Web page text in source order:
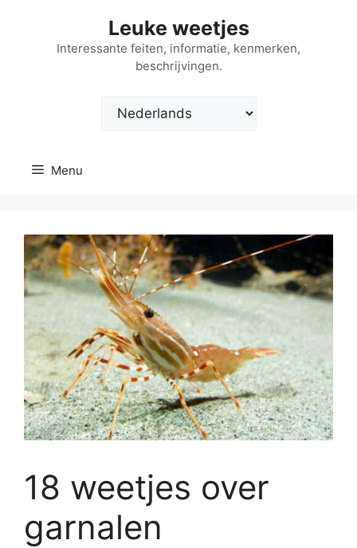
Leuke weetjes
Interessante feiten, informatie, kenmerken,
beschrijvingen.
Kies
Menu
18 weetjes over
garnalen